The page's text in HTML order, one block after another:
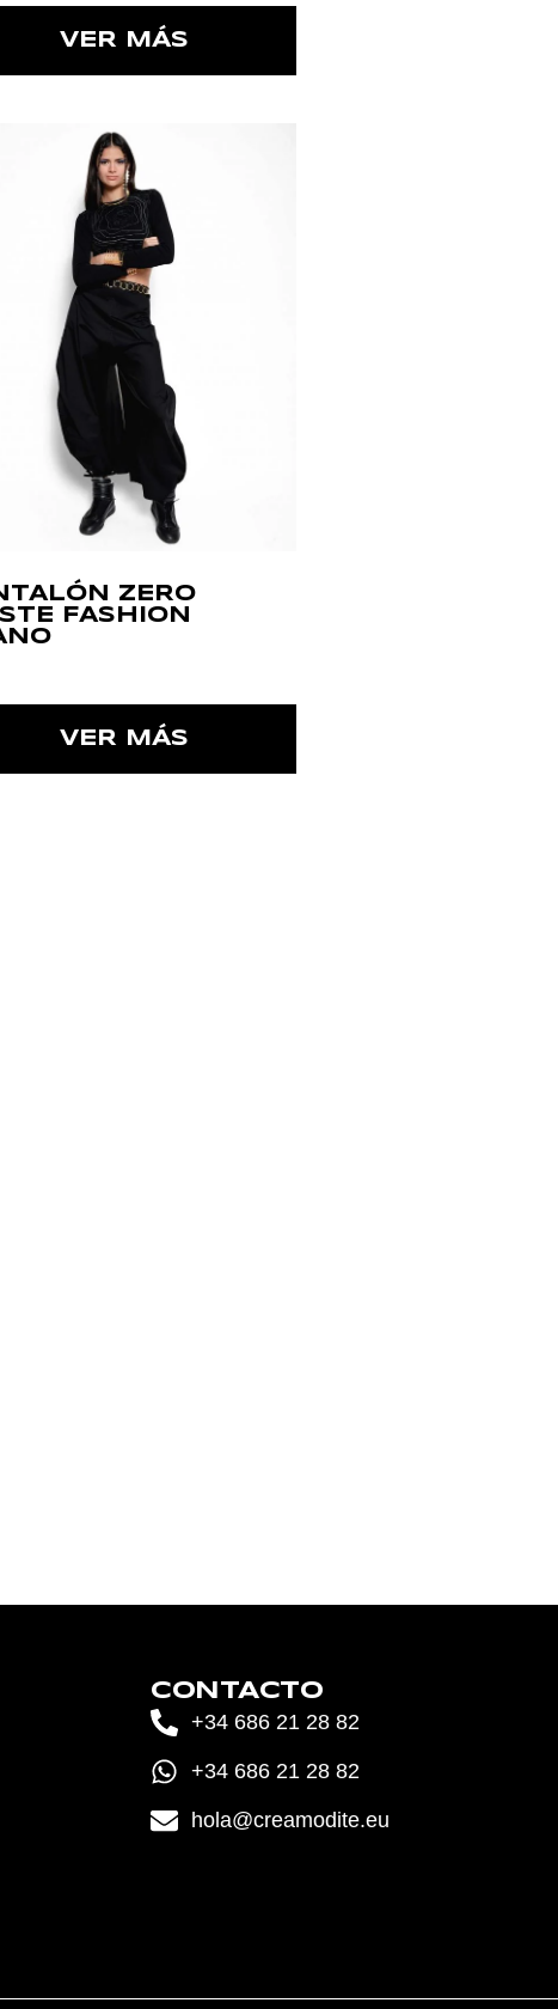
VER MÁS
ZERO
FASHION
VER MÁS
CONTACTO
+34 686 21 28 82
+34 686 21 28 82
hola@creamodite.eu